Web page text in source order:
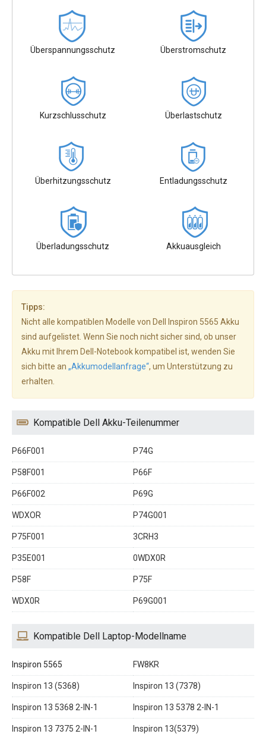
Überspannungsschutz Überstromschutz
Kurzschlusschutz Überlastschutz
Überhitzungsschutz Entladungsschutz
Überladungsschutz Akkuausgleich
Tipps:
Nicht alle kompatiblen Modelle von Dell Inspiron 5565 Akku
sind aufgelistet. Wenn Sie noch nicht sicher sind, ob unser
Akku mit Ihrem Dell-Notebook kompatibel ist, wenden Sie
sich bitte an „Akkumodellanfrage“, um Unterstützung zu
erhalten.
Kompatible Dell Akku-Teilenummer
P66F001 P74G
P58F001 P66F
P66F002 P69G
WDXOR P74G001
P75F001 3CRH3
P35E001 0WDX0R
P58F P75F
WDX0R P69G001
Kompatible Dell Laptop-Modellname
Inspiron 5565 FW8KR
Inspiron 13 (5368) Inspiron 13 (7378)
Inspiron 13 5368 2-IN-1 Inspiron 13 5378 2-IN-1
Inspiron 13 7375 2-IN-1 Inspiron 13(5379)